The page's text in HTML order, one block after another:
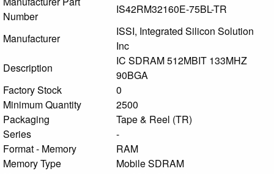
Number
IS42RM32160E-75BL-TR
Manufacturer
ISSI, Integrated Silicon Solution
Inc
Description
IC SDRAM 512MBIT 133MHZ
90BGA
Factory Stock
0
Minimum Quantity
2500
Packaging
Tape & Reel (TR)
Series
-
Format - Memory
RAM
Memory Type
Mobile SDRAM